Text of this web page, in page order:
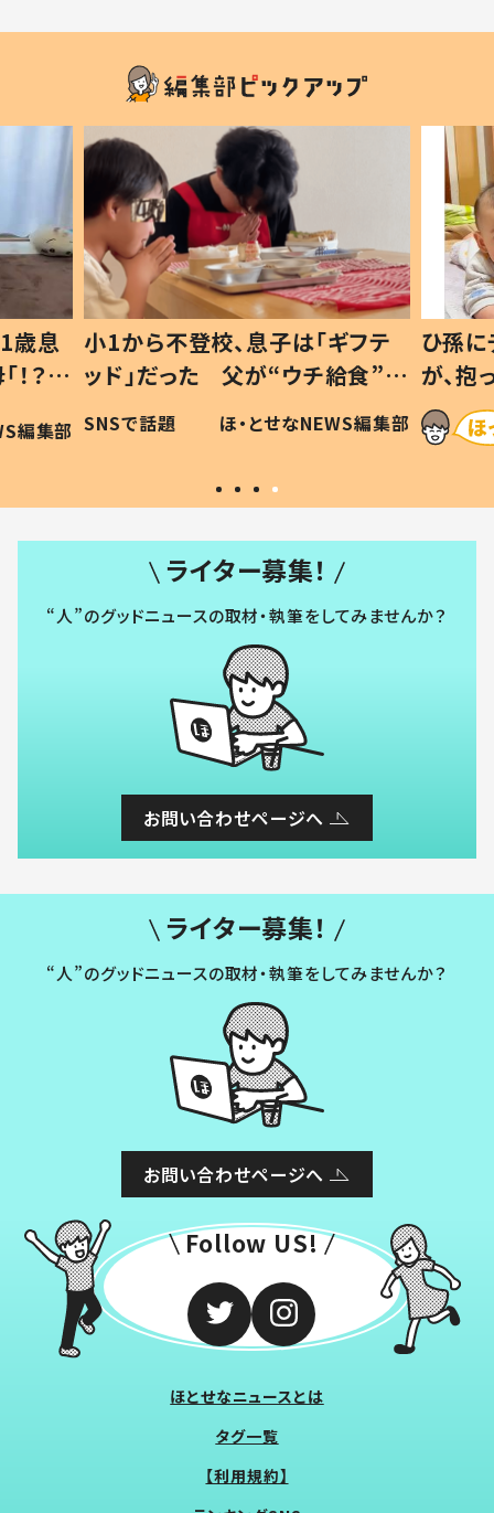
歳息
？」
編集部
小1から不登校、息子は「ギフテ
ッド」だった 父が“ウチ給食”を
作り続ける理由とは #令和の親
#令和の子
SNSで話題 ほ・とせなNEWS編集部
ひ孫
が、
「涙が
い」
ライター募集！
“人”のグッドニュースの取材・執筆をしてみませんか？
お問い合わせページへ
ライター募集！
“人”のグッドニュースの取材・執筆をしてみませんか？
お問い合わせページへ
Follow US!
ほとせなニュースとは
タグ一覧
【利用規約】